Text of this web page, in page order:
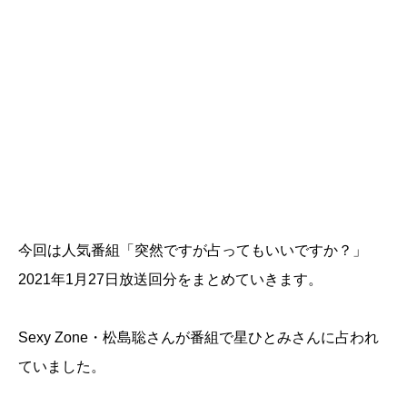
今回は人気番組「突然ですが占ってもいいですか？」
2021年1月27日放送回分をまとめていきます。
Sexy Zone・松島聡さんが番組で星ひとみさんに占われ
ていました。